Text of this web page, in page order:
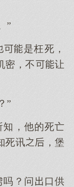
”
是枉死，
密，不让
”
，他的死亡
死讯，堡
吗？问口供